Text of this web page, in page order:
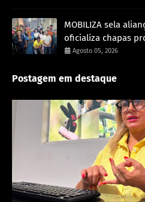
MOBILIZA sela
oficializa chapas
Agosto 05, 2026
Postagem em destaque